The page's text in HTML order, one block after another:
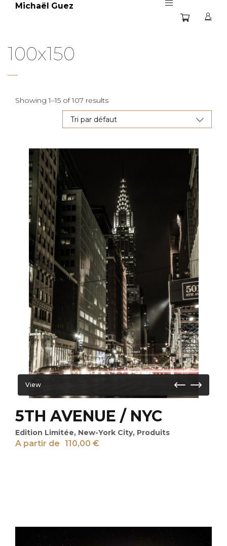
Michaël Guez
100x150
Showing 1–15 of 107 results
View
5TH AVENUE / NYC
Edition Limitée, New-York City, Produits
A partir de 110,00 €